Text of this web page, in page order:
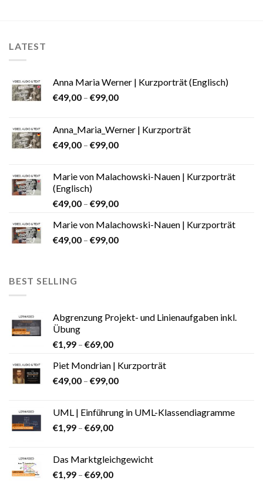
LATEST
Anna Maria Werner | Kurzporträt (Englisch)
€49,00 – €99,00
Anna_Maria_Werner | Kurzporträt
€49,00 – €99,00
Marie von Malachowski-Nauen | Kurzporträt
(Englisch)
€49,00 – €99,00
Marie von Malachowski-Nauen | Kurzporträt
€49,00 – €99,00
BEST SELLING
Abgrenzung Projekt- und Linienaufgaben inkl.
Übung
€1,99 – €69,00
Piet Mondrian | Kurzporträt
€49,00 – €99,00
UML | Einführung in UML-Klassendiagramme
€1,99 – €69,00
Das Marktgleichgewicht
€1,99 – €69,00